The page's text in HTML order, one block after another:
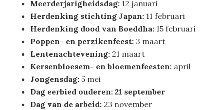
Meerderjarigheidsdag: 12 januari
Herdenking stichting Japan: 11 februari
Herdenking dood van Boeddha: 15 februari
Poppen- en perzikenfeest: 3 maart
Lentenachtevening: 21 maart
Kersenbloesem- en bloemenfeesten: april
Jongensdag: 5 mei
Dag eerbied ouderen: 21 september
Dag van de arbeid: 23 november